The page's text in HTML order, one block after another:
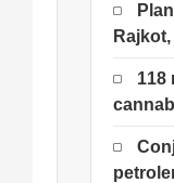
118